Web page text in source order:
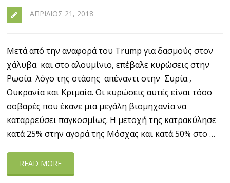
ΑΠΡΊΛΙΟΣ 21, 2018
Μετά από την αναφορά του Trump για δασμούς στον
χάλυβα και στο αλουμίνιο, επέβαλε κυρώσεις στην
Ρωσία λόγο της στάσης απέναντι στην Συρία ,
Ουκρανία και Κριμαία. Οι κυρώσεις αυτές είναι τόσο
σοβαρές που έκανε μια μεγάλη βιομηχανία να
καταρρεύσει παγκοσμίως. Η μετοχή της κατρακύλησε
κατά 25% στην αγορά της Μόσχας και κατά 50% στο …
READ MORE